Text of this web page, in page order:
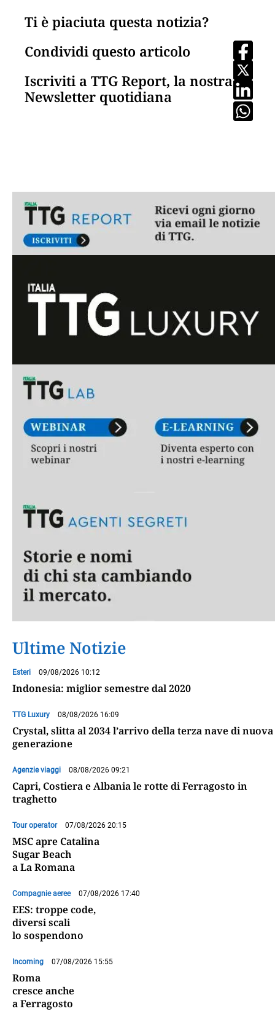
Ti è piaciuta questa notizia?
Condividi questo articolo
Iscriviti a TTG Report, la nostra
Newsletter quotidiana
Ultime Notizie
Esteri 09/08/2026 10:12
Indonesia: miglior semestre dal 2020
TTG Luxury 08/08/2026 16:09
Crystal, slitta al 2034 l’arrivo della terza nave di nuova
generazione
Agenzie viaggi 08/08/2026 09:21
Capri, Costiera e Albania le rotte di Ferragosto in
traghetto
Tour operator 07/08/2026 20:15
MSC apre Catalina
Sugar Beach
a La Romana
Compagnie aeree 07/08/2026 17:40
EES: troppe code,
diversi scali
lo sospendono
Incoming 07/08/2026 15:55
Roma
cresce anche
a Ferragosto